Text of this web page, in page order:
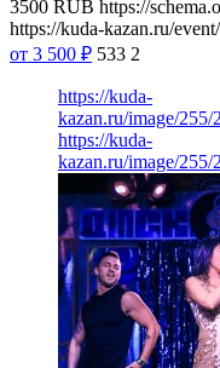
3500 RUB https://
https://kuda-kazan.ru/
от 3 500 ₽ 533 2
https://kuda-
kazan.ru/image/
https://kuda-
kazan.ru/image/